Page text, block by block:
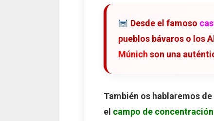
La famosa
Alpine
5. Campo de
Horarios y
Desde el famoso
pueblos bávaros o los
Múnich son una
También os hablaremos
el campo de concentración